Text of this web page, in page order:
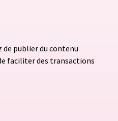
de publier du contenu
faciliter des transactions